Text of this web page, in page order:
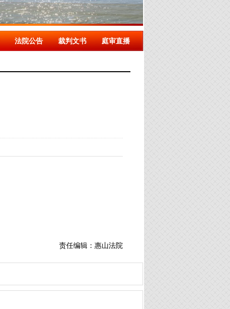
法院公告 裁判文书 庭审直播
责任编辑：惠山法院